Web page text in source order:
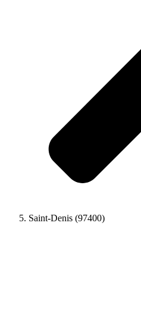
Saint-Denis (97400)